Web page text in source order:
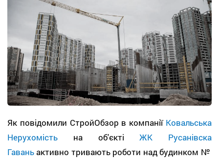
Як повідомили СтройОбзор в компанії Ковальська
Нерухомість на об'єкті ЖК Русанівска
Гавань активно тривають роботи над будинком №